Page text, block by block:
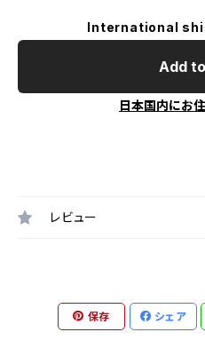
International
Add
日本国内にお
レビュー
保存 シェア